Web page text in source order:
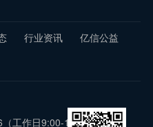
行业资讯 亿信公益
（工作日9:00-18:00）